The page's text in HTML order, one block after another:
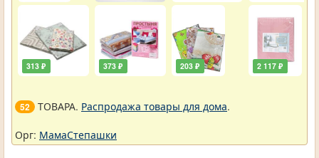
313 ₽ 373 ₽ 203 ₽ 2 117 ₽
52 ТОВАРА. Распродажа товары для дома.
Орг: МамаСтепашки